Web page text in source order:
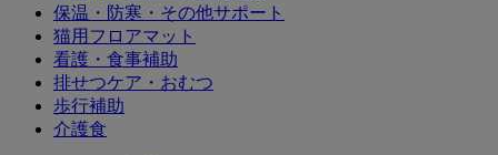
保温・防寒・その他サポート
猫用フロアマット
看護・食事補助
排せつケア・おむつ
歩行補助
介護食